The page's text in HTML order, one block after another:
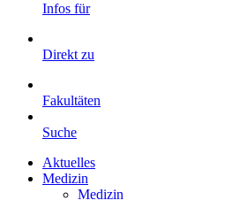
Infos für
Direkt zu
Fakultäten
Suche
Aktuelles
Medizin
Medizin